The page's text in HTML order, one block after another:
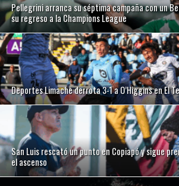
Pellegrini arranca su séptima campaña con un
su regreso a la Champions League
Deportes Limache derrota 3-1 a O’Higgins en El
San Luis rescató un punto en Copiapó y sigue
el ascenso